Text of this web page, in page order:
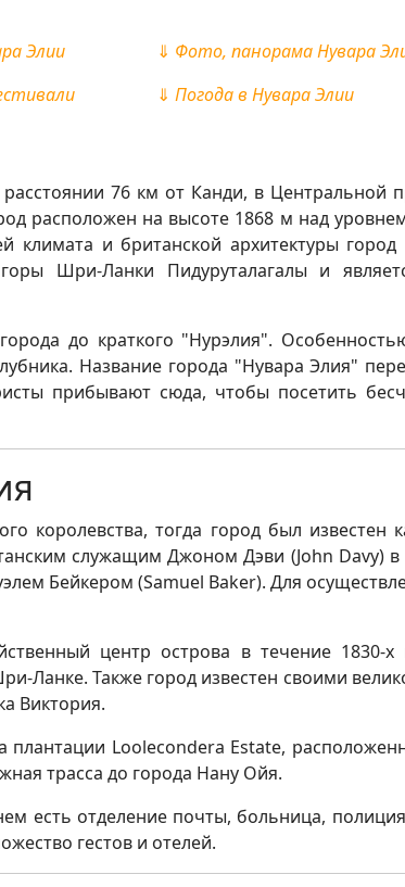
Элии
⇓ Фото, панорама Нувара
⇓ Погода в Нувара Элии
76 км от Канди, в Центральной
расположен на высоте 1868 м над
и британской архитектуры город
Шри-Ланки Пидуруталагалы и
до краткого "Нурэлия".
Название города "Нувара Элия"
прибывают сюда, чтобы посетить
королевства, тогда город был известен
служащим Джоном Дэви (John Davy) в
Бейкером (Samuel Baker). Для
центр острова в течение 1830-х
Ланке. Также город известен своими
Виктория.
плантации Loolecondera Estate,
трасса до города Нану Ойя.
есть отделение почты, больница,
гестов и отелей.